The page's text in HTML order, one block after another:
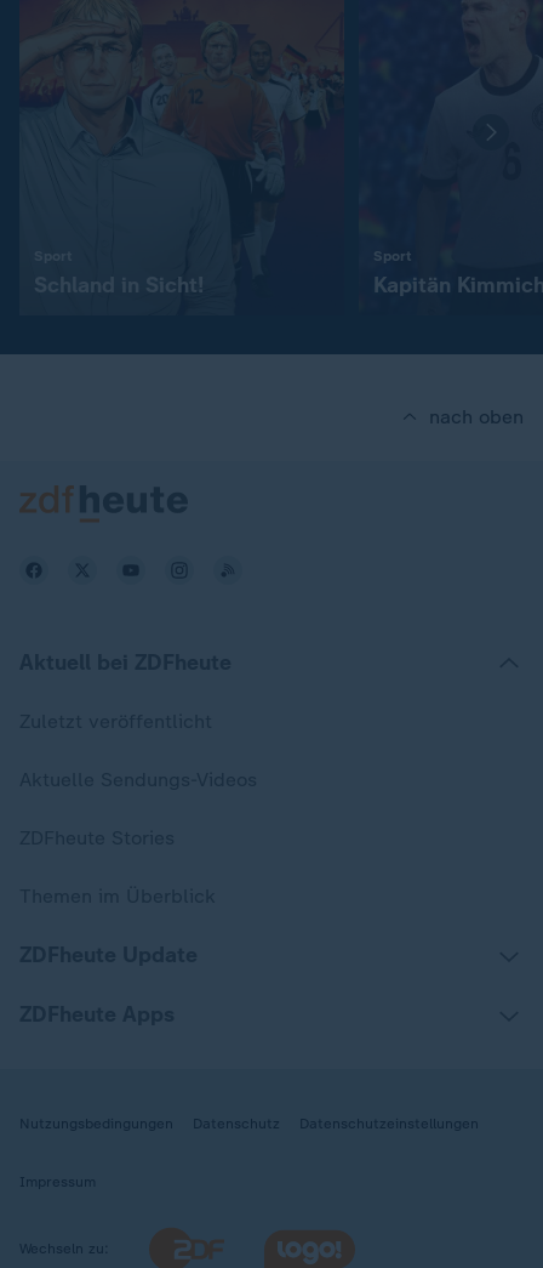
Schland in Sicht!
Sport
Kapitän
nach oben
Nutzungsbedingungen Datenschutz Datenschutzeinstellungen
Impressum
Wechseln zu: